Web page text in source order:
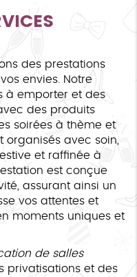
des prestations
envies. Notre
à emporter et des
des produits
soirées à thème et
organisés avec soin,
et raffinée à
est conçue
assurant ainsi un
vos attentes et
moments uniques et
de salles
privatisations et des